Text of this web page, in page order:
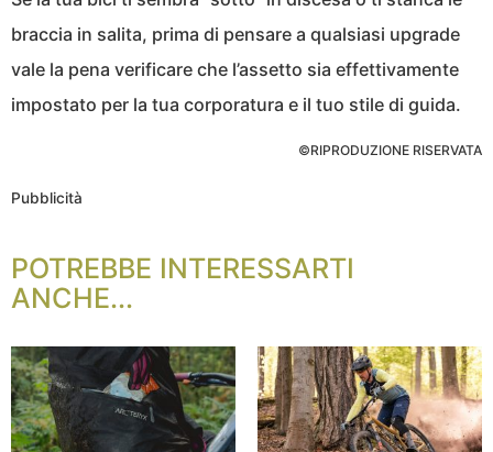
braccia in salita, prima di pensare a qualsiasi upgrade
vale la pena verificare che l’assetto sia effettivamente
impostato per la tua corporatura e il tuo stile di guida.
©RIPRODUZIONE RISERVATA
Pubblicità
POTREBBE INTERESSARTI
ANCHE...